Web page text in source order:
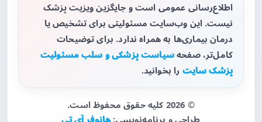
اطلاع‌رسانی عمومی است و جایگزین ویزیت پزشک
نیست. این وب‌سایت مسئولیتی برای تشخیص یا
درمان بیماری‌ها به همراه ندارد. برای توضیحات
کامل‌تر، صفحهسیاست پزشکی و سلب مسئولیت
پزشک سایت را بخوانید.
© 2026 کلیه حقوق محفوظ است.
طراحی و برنامه‌نویسی:هانوفر آی تی